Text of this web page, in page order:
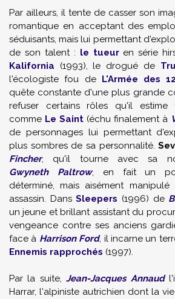
Par ailleurs, il tente de casser son
romantique en acceptant des
séduisants, mais lui permettant
de son talent : le tueuren série
Kalifornia (1993), le drogué de
l'écologiste fou de L'Armée des
quête constante d'une plus grande
refuser certains rôles qu'il estime
comme Le Saint (échu finalement à
de personnages lui permettant
plus sombres de sa personnalité.
Fincher, qu'il tourne avec sa
Gwyneth Paltrow, en fait un
déterminé, mais aisément
assassin. DansSleepers (1996) de
un jeune et brillant assistant du
vengeance contre ses anciens
face à Harrison Ford, il incarne un
Ennemis rapprochés (1997).
Par la suite,Jean-Jacques Annaud
Harrar, l'alpiniste autrichien dont la